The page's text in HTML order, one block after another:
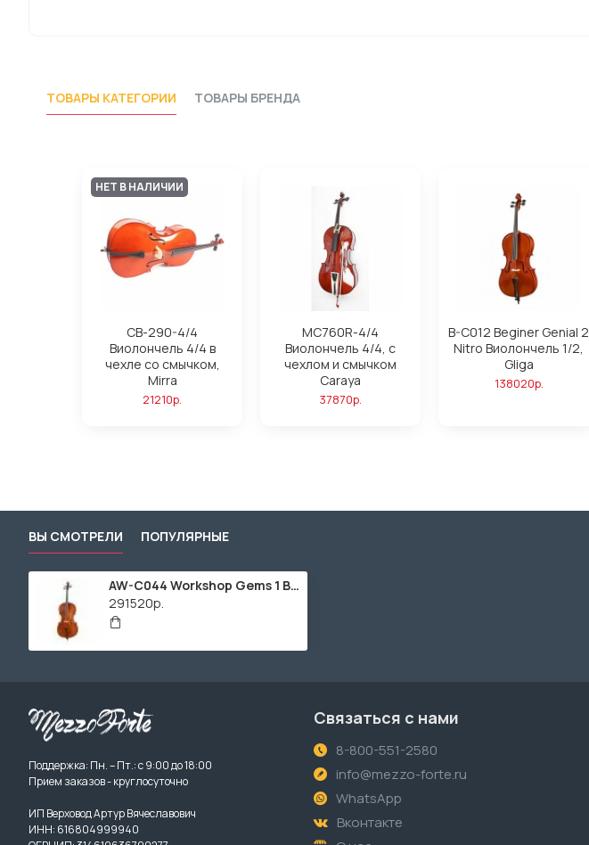
ТОВАРЫ КАТЕГОРИИ ТОВАРЫ БРЕНДА
НЕТ В НАЛИЧИИ
CB-290-4/4
Виолончель 4/4 в
чехле со смычком,
Mirra
21210р.
MC760R-4/4
Виолончель 4/4, с
чехлом и смычком
Caraya
37870р.
B-C012 Beginer Genial 2
Nitro Виолончель 1/2,
Gliga
138020р.
ВЫ СМОТРЕЛИ ПОПУЛЯРНЫЕ
AW-C044 Workshop Gems 1 Виолончель 4/4, Gliga
291520р.
Поддержка: Пн. – Пт.: с 9:00 до 18:00
Прием заказов - круглосуточно
ИП Верховод Артур Вячеславович
ИНН: 616804999940
Связаться с нами
8-800-551-2580
info@mezzo-forte.ru
WhatsApp
Вконтакте